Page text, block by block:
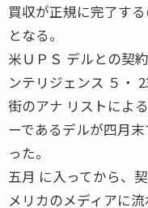
買収が正規に完了す
となる。
米ＵＰＳ デルとの契
ンテリジェンス ５・
街のアナ リストによ
ーであるデルが四月
った。
五月 に入ってから、
メリカのメディアに流